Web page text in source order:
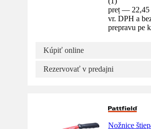
preț — 22,45
vr. DPH a
prepravu pe
Kúpiť online
Rezervovať v predajni
Nožnice